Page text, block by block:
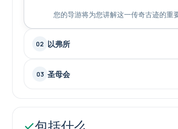
您的导游将为您讲解这一传奇古迹的重
02 以弗所
03 圣母会